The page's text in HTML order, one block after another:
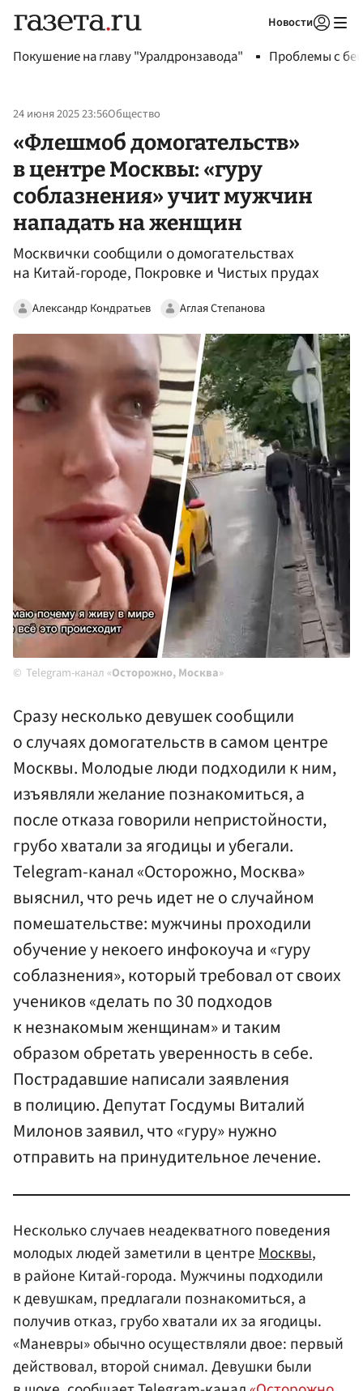
Новости
Покушение на главу "Уралдронзавода" Проблемы с
24 июня 2025 23:56Общество
«Флешмоб домогательств»
в центре Москвы: «гуру
соблазнения» учит мужчин
нападать на женщин
Москвички сообщили о домогательствах
на Китай-городе, Покровке и Чистых прудах
Александр Кондратьев Аглая Степанова
Telegram-канал «Осторожно, Москва»
Сразу несколько девушек сообщили
о случаях домогательств в самом центре
Москвы. Молодые люди подходили к ним,
изъявляли желание познакомиться, а
после отказа говорили непристойности,
грубо хватали за ягодицы и убегали.
Telegram-канал «Осторожно, Москва»
выяснил, что речь идет не о случайном
помешательстве: мужчины проходили
обучение у некоего инфокоуча и «гуру
соблазнения», который требовал от своих
учеников «делать по 30 подходов
к незнакомым женщинам» и таким
образом обретать уверенность в себе.
Пострадавшие написали заявления
в полицию. Депутат Госдумы Виталий
Милонов заявил, что «гуру» нужно
отправить на принудительное лечение.
Несколько случаев неадекватного поведения
молодых людей заметили в центреМосквы,
в районе Китай-города. Мужчины подходили
к девушкам, предлагали познакомиться, а
получив отказ, грубо хватали их за ягодицы.
«Маневры» обычно осуществляли двое: первый
действовал, второй снимал. Девушки были